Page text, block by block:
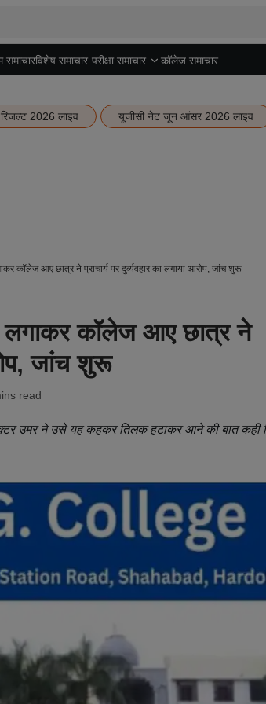
समाचारविशेष समाचार परीक्षा समाचार कॉलेज समाचार
रिजल्ट 2026 लाइव यूजीसी नेट जून आंसर 2026 लाइव
कॉलेज आए छात्र ने प्राचार्य पर दुर्व्यवहार का लगाया आरोप, जांच शुरू
कॉलेज आए छात्र ने
जांच शुरू
read
उमर ने उसे यह कहकर तिलक हटाकर आने की बात कही